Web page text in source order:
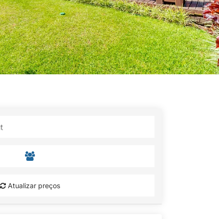
Atualizar preços